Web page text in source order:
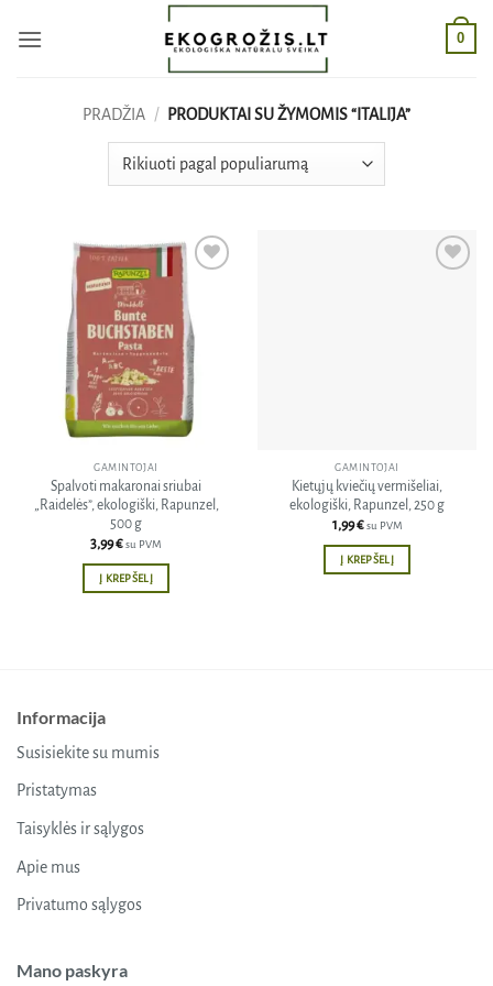
0
PRADŽIA / PRODUKTAI SU ŽYMOMIS “ITALIJA”
GAMINTOJAI
Spalvoti makaronai sriubai
„Raidelės”, ekologiški, Rapunzel,
500 g
3,99€su PVM
Į KREPŠELĮ
GAMINTOJAI
Kietųjų kviečių vermišeliai,
ekologiški, Rapunzel, 250 g
1,99€ su PVM
Į KREPŠELĮ
Informacija
Susisiekite su mumis
Pristatymas
Taisyklės ir sąlygos
Apie mus
Privatumo sąlygos
Mano paskyra